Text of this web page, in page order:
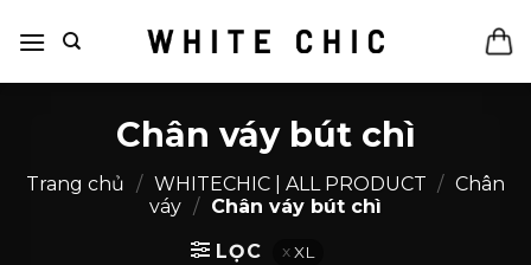
qua
Chân váy bút chì
Trang chủ / WHITECHIC | ALL PRODUCT / Chân
váy / Chân váy bút chì
LỌC
XL